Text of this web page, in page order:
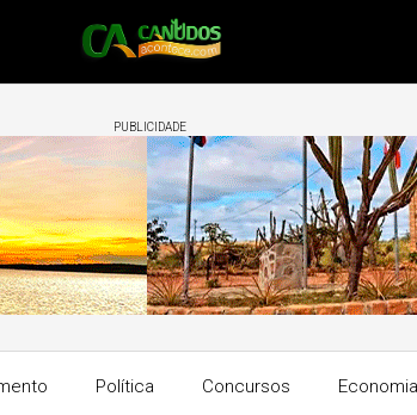
PUBLICIDADE
Política Concursos Economia